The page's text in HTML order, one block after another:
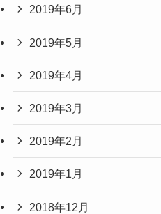
2019年6月
2019年5月
2019年4月
2019年3月
2019年2月
2019年1月
2018年12月